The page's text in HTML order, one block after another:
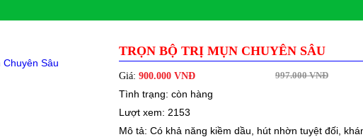
TRỌN BỘ TRỊ MỤN CHUYÊN SÂU
Giá: 900.000 VNĐ 997.000 VNĐ
Tình trạng: còn hàng
Lượt xem: 2153
Mô tả: Có khả năng kiềm dầu, hút nhờn tuyệt đối,